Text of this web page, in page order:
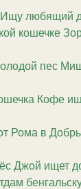
Ищу любящий
кошечке
пес
Кофе
Рома в
Джой ищет